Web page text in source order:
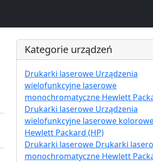
Kategorie urządzeń
Drukarki laserowe Urządzenia
wielofunkcyjne laserowe
monochromatyczne Hewlett
Drukarki laserowe Urządzenia
wielofunkcyjne laserowe
Hewlett Packard (HP)
Drukarki laserowe Drukarki
monochromatyczne Hewlett